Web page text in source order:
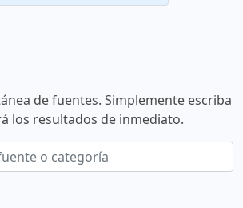
de fuentes. Simplemente escriba
los resultados de inmediato.